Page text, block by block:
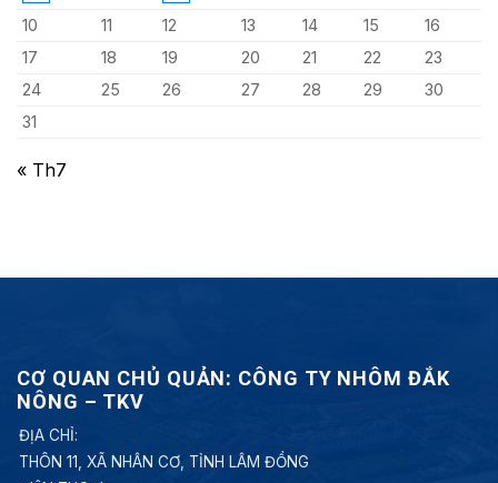
10
11 12 13 14 15
16
17
18 19 20 21 22
23
24
25 26 27 28 29
30
31
« Th7
CƠ QUAN CHỦ QUẢN: CÔNG TY NHÔM ĐẮK
NÔNG – TKV
ĐỊA CHỈ:
THÔN 11, XÃ NHÂN CƠ, TỈNH LÂM ĐỒNG